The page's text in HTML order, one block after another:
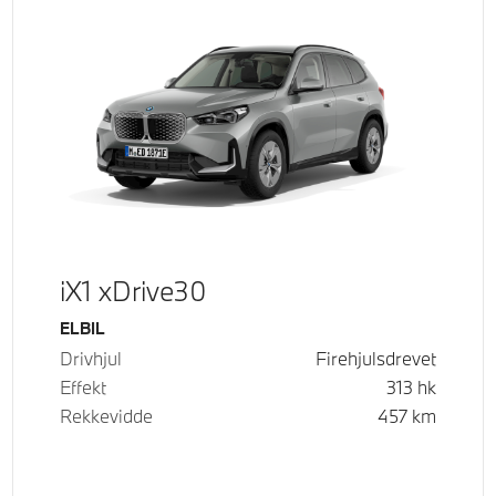
iX1 xDrive30
Drivstoff
ELBIL
Drivhjul
Firehjulsdrevet
Effekt
313 hk
Rekkevidde
457 km